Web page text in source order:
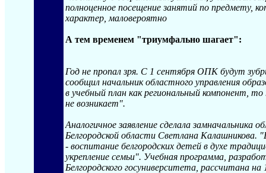
полноценное посещение занятий по предмету,
характер, маловероятно
А тем временем "триумфально шагает":
Год не пропал зря. С 1 сентября ОПК будут
сообщил начальник областного управления
в учебный план как региональный компонент,
не возникает".
Аналогичное заявление сделала замначальника
Белгородской области Светлана Калашникова.
- воспитание белгородских детей в духе
укрепление семьи". Учебная программа,
Белгородского госуниверситета, рассчитана на